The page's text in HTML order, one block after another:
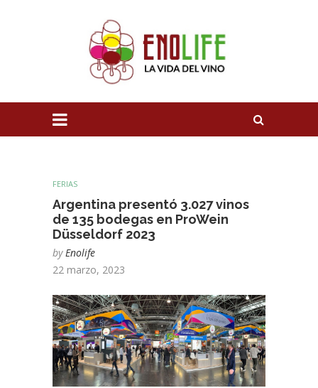
FERIAS
Argentina presentó 3.027 vinos
de 135 bodegas en ProWein
Düsseldorf 2023
by Enolife
22 marzo, 2023